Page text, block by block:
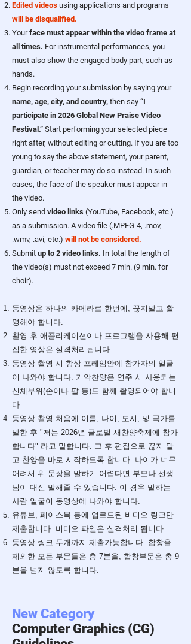
Edited videos using applications and programs
will be disqualified.
Yourface must appear within the video frame at
all times. For instrumental performances, you
must also show the engaged body part, such as
hands.
Begin recording your submission by saying your
name, age, city, and country, then say “I
participate in 2026 Global New Praise Video
Festival.” Start performing your selected piece
right after, without editing or cutting. If you are too
young to say the above statement, your parent,
guardian, or teacher may do so instead. In such
cases, the face of the speaker must appear in
the video.
Only send video links (YouTube, Facebook, etc.)
as a submission. A video file (.MPEG-4, .mov,
.wmv, .avi, etc.) will not be considered.
Submit up to 2 video links. In total the length of
the video(s) must not exceed 7 min. (9 min. for
choir).
동영상은 하나의 카메라로 한번에, 끊지말고 촬
영해야 합니다.
촬영 후 애플리케이션이나 프로그램을 사용해 편
집한 영상은 실격처리됩니다.
동영상 촬영 시 항상 프레임안에 참가자의 얼굴
이 나와야 합니다. 기악찬양은 연주 시 사용되는
신체부위(손이나 팔 등)도 함께 촬영되어야 합니
다.
동영상 촬영 처음에 이름, 나이, 도시, 및 국가를
말한 후 "저는 2026년 글로벌 새찬양축제에 참가
합니다" 라고 말합니다. 그 후 편집으로 끊지 말
고 찬양을 바로 시작하도록 합니다. 나이가 너무
어려서 위 문장을 말하기 어렵다면 부모나 선생
님이 대신 말해줄 수 있습니다. 이 경우 말하는
사람 얼굴이 동영상에 나와야 합니다.
유튜브, 페이스북 등에 업로드된 비디오 링크만
제출합니다. 비디오 파일은 실격처리 됩니다.
​동영상 링크 두개까지 제출가능합니다. 합창을
제외한 모든 부문들은 총 7분을, 합창부문은 총 9
분을 넘지 않도록 합니다.
New Category
Computer Graphics (CG)